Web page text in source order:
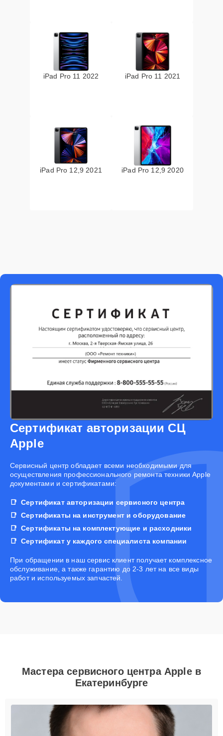
iPad Pro 11 2022 iPad Pro 11 2021
iPad Pro 12,9 2021 iPad Pro 12,9 2020
Сертификат авторизации СЦ
Apple
Cервисный центр обладает всеми необходимыми для
осуществления профессионального ремонта техники Apple
документами и сертификатами:
Сертификат авторизации сервисного центра
Сертификаты на инструмент и оборудование
Сертификаты на комплектующие и расходники
Сертификат у каждого специалиста компании
При обращении в наш сервис клиент получает комплексное
обслуживание, а также гарантию до 2-3 лет на все виды
работ и используемых запчастей.
Мастера сервисного центра Apple в
Екатеринбурге